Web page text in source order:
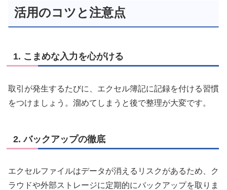
活用のコツと注意点
1. こまめな入力を心がける
取引が発生するたびに、エクセル簿記に記録を付ける習慣
をつけましょう。溜めてしまうと後で整理が大変です。
2.バックアップの徹底
エクセルファイルはデータが消えるリスクがあるため、ク
ラウドや外部ストレージに定期的にバックアップを取りま